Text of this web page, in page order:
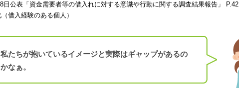
公表「資金需要者等の借入れに対する意識や行動に関する調査結果報告」 P.42
借入経験のある個人）
私たちが抱いているイメージと実際はギャップがあるの
かなぁ。